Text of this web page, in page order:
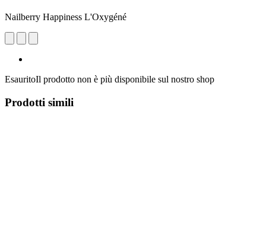
Nailberry Happiness L'Oxygéné
EsauritoIl prodotto non è più disponibile sul nostro shop
Prodotti simili